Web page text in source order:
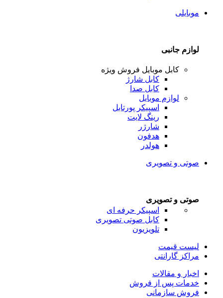
موبایلی
لوازم جانبی
کابل موبایل فروش ویژه
کابل شارژ
کابل صدا
لوازم موبایل
اسپیکر پورتابل
رینگ لایت
شارژر
هدفون
هولدر
صوتی و تصویری
صوتی و تصویری
اسپیکر حرفه ای
کابل صوتی تصویری
تلویزیون
لیست قیمت
مراکز گارانتی
اخبار و مقالات
خدمات پس از فروش
فروش سازمانی